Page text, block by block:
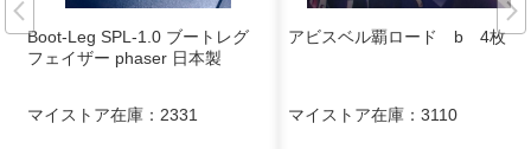
Boot-Leg SPL-1.0 ブートレグ
フェイザー phaser 日本製
マイストア在庫： 2331
アビスベル覇ロード b 4枚
マイストア在庫： 3110